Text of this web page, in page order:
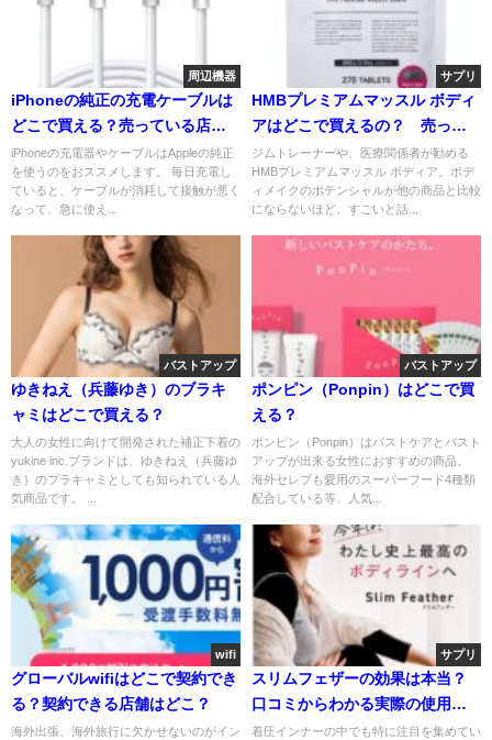
周辺機器
iPhoneの純正の充電ケーブルは
どこで買える？売っている店は
どこ？
iPhoneの充電器やケーブルはAppleの純正
を使うのをおススメします。 毎日充電し
ていると、ケーブルが消耗して接触が悪く
なって、急に使え...
サプリ
HMBプレミアムマッスル ボディ
アはどこで買えるの？ 売って
いる店はどこ？
ジムトレーナーや、医療関係者が勧める
HMBプレミアムマッスル ボディア。ボデ
ィメイクのポテンシャルが他の商品と比較
にならないほど、すごいと話...
バストアップ
ゆきねえ（兵藤ゆき）のブラキ
ャミはどこで買える？
大人の女性に向けて開発された補正下着の
yukine inc.ブランドは、ゆきねえ（兵藤ゆ
き）のブラキャミとしても知られている人
気商品です。 ...
バストアップ
ポンピン（Ponpin）はどこで買
える？
ポンピン（Ponpin）はバストケアとバスト
アップが出来る女性におすすめの商品。
海外セレブも愛用のスーパーフード4種類
配合している等、人気...
wifi
グローバルwifiはどこで契約でき
る？契約できる店舗はどこ？
海外出張、海外旅行に欠かせないのがイン
サプリ
スリムフェザーの効果は本当？
口コミからわかる実際の使用感
とおすすめポイント
着圧インナーの中でも特に注目を集めてい